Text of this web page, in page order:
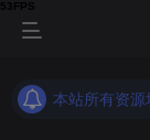
本站所有资
本站所有资